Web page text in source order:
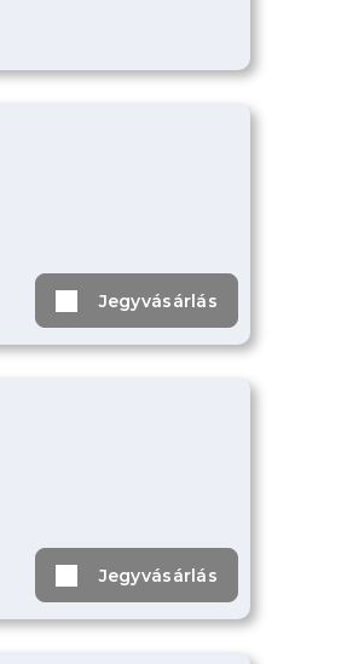
Jegyvásárlás
Jegyvásárlás